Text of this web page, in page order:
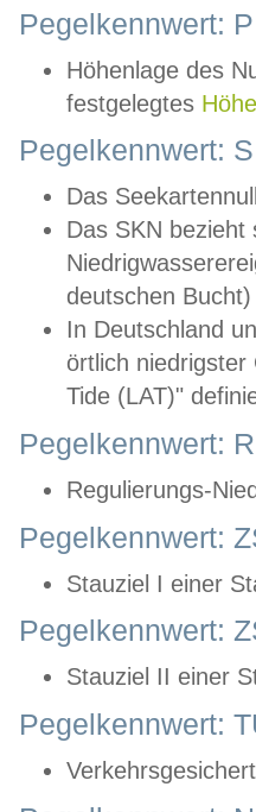
Pegelkennwert:
Höhenlage des
festgelegtes
Pegelkennwert:
Das
Das SKN
deutschen
In Deutschland
örtlich
Tide (LAT)"
Pegelkennwert:
Regulierungs-
Pegelkennwert:
Stauziel I einer
Pegelkennwert:
Stauziel II einer
Pegelkennwert: